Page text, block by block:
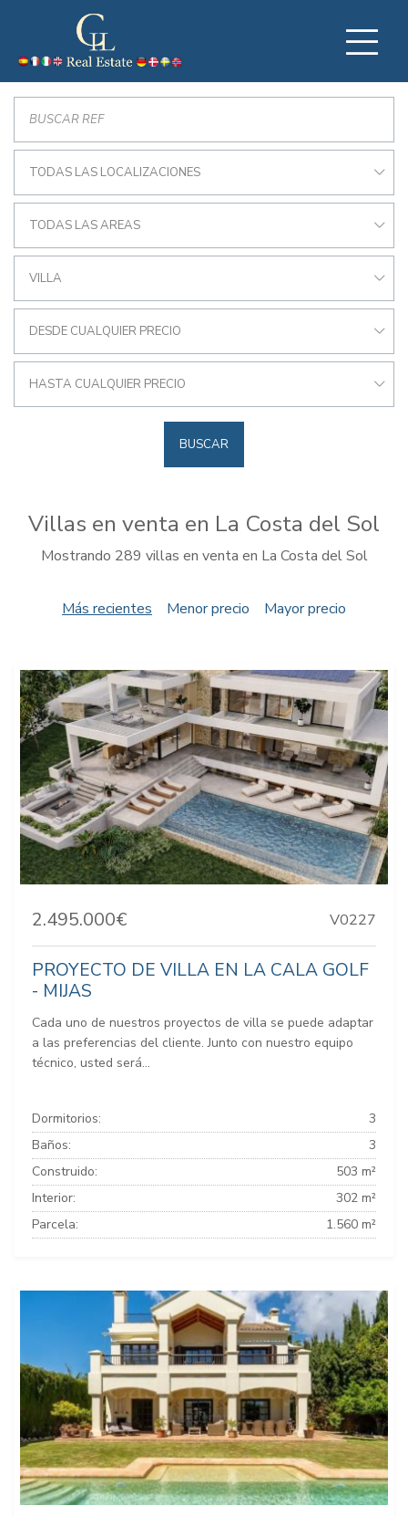
TODAS LAS LOCALIZACIONES
TODAS LAS AREAS
VILLA
DESDE CUALQUIER PRECIO
HASTA CUALQUIER PRECIO
BUSCAR
Villas en venta en La Costa del Sol
Mostrando 289 villas en venta en La Costa del Sol
Más recientes Menor precio Mayor precio
2.495.000€ V0227
PROYECTO DE VILLA EN LA CALA GOLF
- MIJAS
Cada uno de nuestros proyectos de villa se puede adaptar
a las preferencias del cliente. Junto con nuestro equipo
técnico, usted será...
Dormitorios:
3
Baños:
3
Construido:
503 m²
Interior:
302 m²
Parcela:
1.560 m²